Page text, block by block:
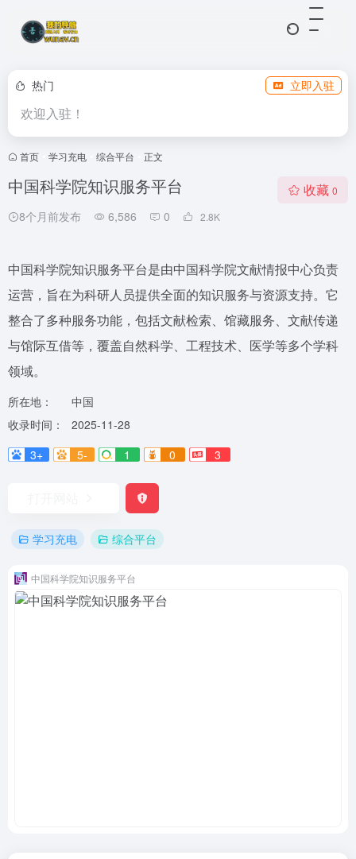
热门 立即入驻
欢迎入驻！
首页 学习充电 综合平台 正文
中国科学院知识服务平台
8个月前发布 6,586 0 2.8K
收藏 0
中国科学院知识服务平台是由中国科学院文献情报中心负责
运营，旨在为科研人员提供全面的知识服务与资源支持。它
整合了多种服务功能，包括文献检索、馆藏服务、文献传递
与馆际互借等，覆盖自然科学、工程技术、医学等多个学科
领域。
所在地：
中国
收录时间：
2025-11-28
3+
5- 1 0 3
学习充电 综合平台
中国科学院知识服务平台